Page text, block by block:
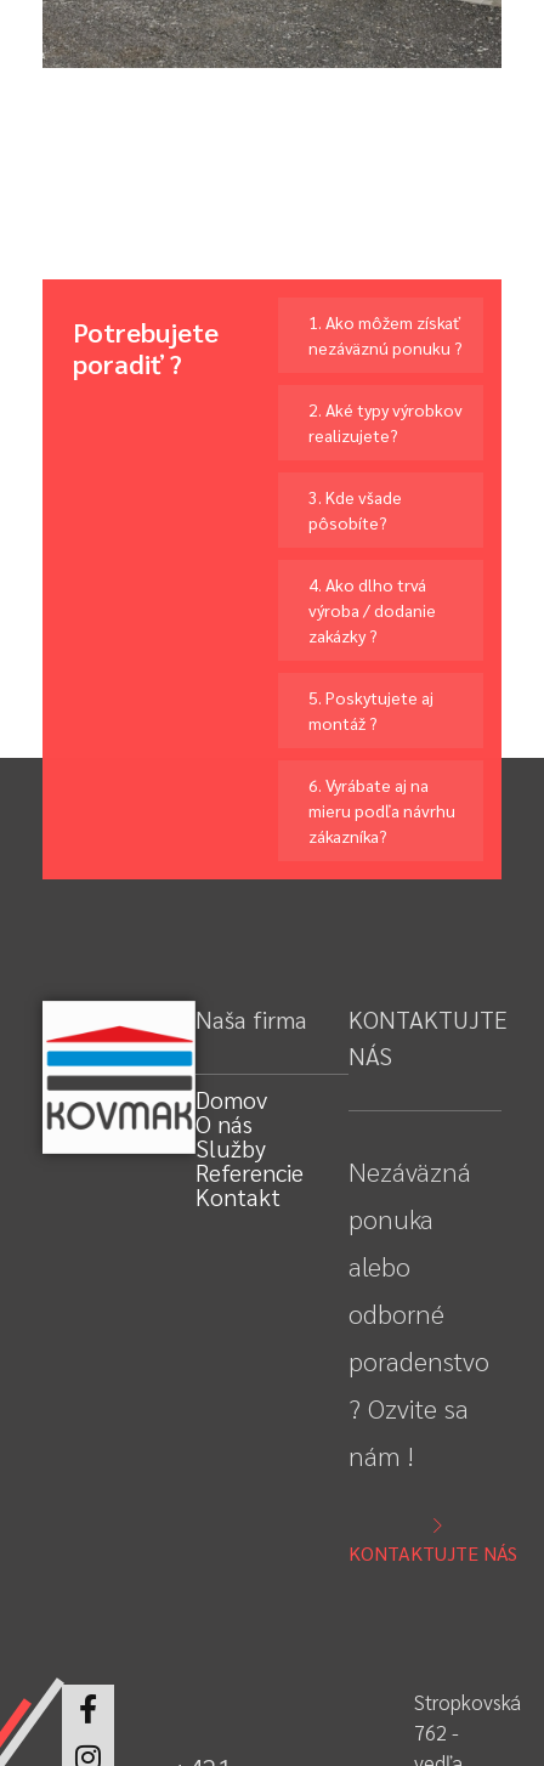
Potrebujete
poradiť ?
1. Ako môžem získať
nezáväznú ponuku ?
2. Aké typy výrobkov
realizujete?
3. Kde všade
pôsobíte?
4. Ako dlho trvá
výroba / dodanie
zakázky ?
5. Poskytujete aj
montáž ?
6. Vyrábate aj na
mieru podľa návrhu
zákazníka?
Naša firma
Domov
O nás
Služby
Referencie
Kontakt
KONTAKTUJTE
NÁS
Nezáväzná
ponuka
alebo
odborné
poradenstvo
? Ozvite sa
nám !
KONTAKTUJTE NÁS
Stropkovská
762 -